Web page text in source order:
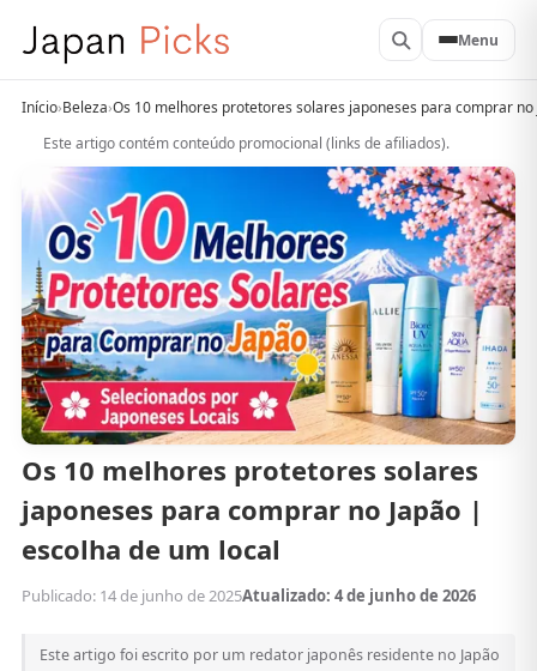
Menu
Início›Beleza›Os 10 melhores protetores solares japoneses para comprar
Este artigo contém conteúdo promocional (links de afiliados).
Os 10 melhores protetores solares
japoneses para comprar no Japão |
escolha de um local
Publicado: 14 de junho de 2025Atualizado: 4 de junho de 2026
Este artigo foi escrito por um redator japonês residente no Japão